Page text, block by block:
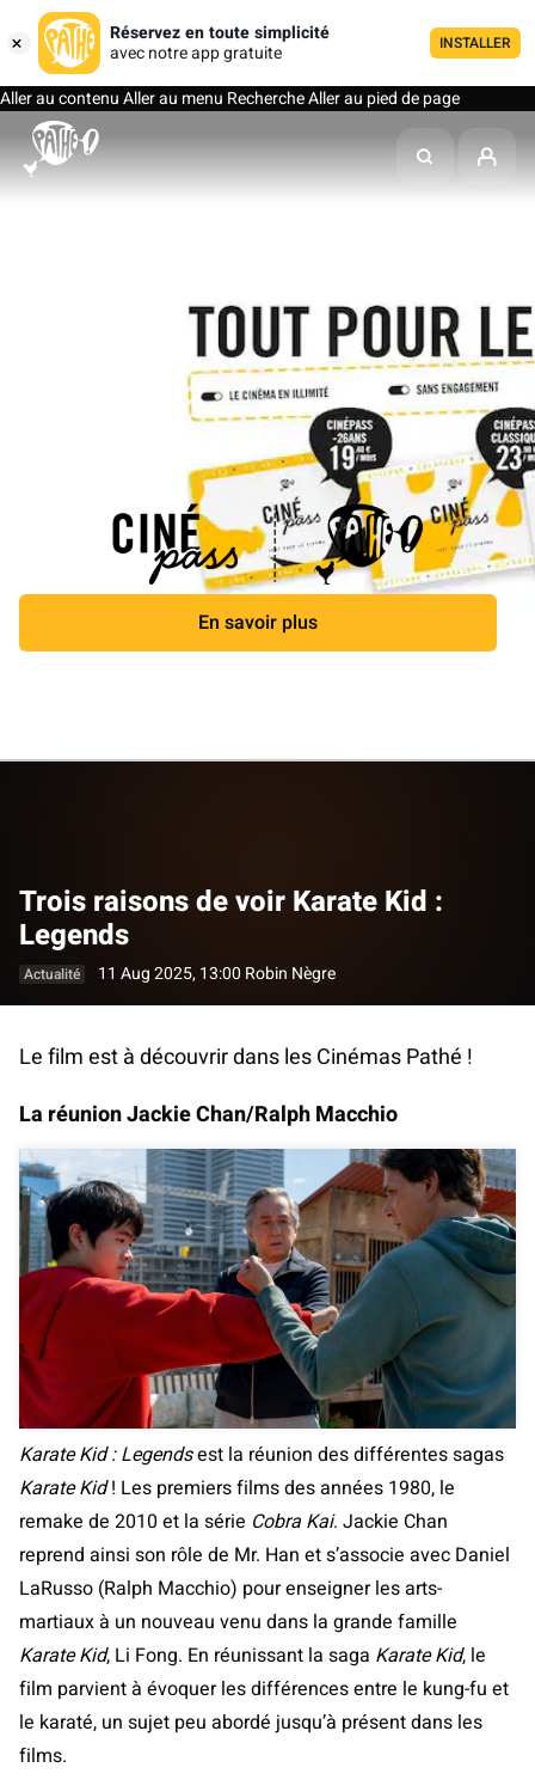
Réservez en toute simplicité
avec notre app gratuite
INSTALLER
Aller au contenuAller au menu RechercheAller au pied de page
En savoir plus
Trois raisons de voir Karate Kid :
Legends
Actualité 11 Aug 2025, 13:00 Robin Nègre
Le film est à découvrir dans les Cinémas Pathé !
La réunion Jackie Chan/Ralph Macchio
Karate Kid : Legendsest la réunion des différentes sagas
Karate Kid! Les premiers films des années 1980, le
remake de 2010 et la série Cobra Kai. Jackie Chan
reprend ainsi son rôle de Mr. Han et s’associe avec Daniel
LaRusso (Ralph Macchio) pour enseigner les arts-
martiaux à un nouveau venu dans la grande famille
Karate Kid, Li Fong. En réunissant la saga Karate Kid, le
film parvient à évoquer les différences entre le kung-fu et
le karaté, un sujet peu abordé jusqu’à présent dans les
films.